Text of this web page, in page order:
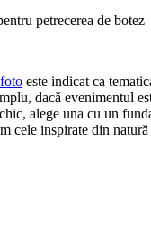
este indicat ca
dacă evenimentul
alege una cu un
cele inspirate din